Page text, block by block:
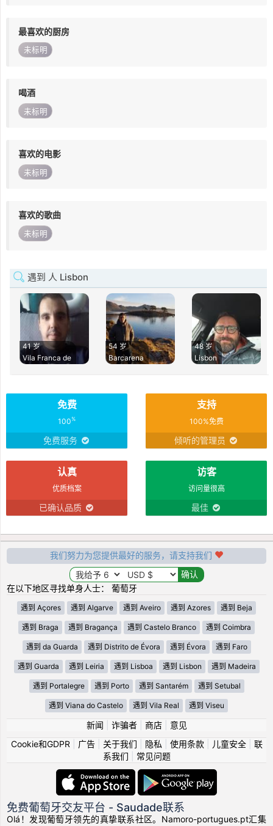
最喜欢的厨房
未标明
喝酒
未标明
喜欢的电影
未标明
喜欢的歌曲
未标明
遇到 人 Lisbon
41 岁
Vila Franca de
54 岁
Barcarena
48 岁
Lisbon
免费
100%
免费服务
支持
100%免费
倾听的管理员
认真
优质档案
已确认品质
访客
访问量很高
最佳
我们努力为您提供最好的服务，请支持我们
在以下地区寻找单身人士： 葡萄牙
遇到 Açores 遇到 Algarve 遇到 Aveiro 遇到 Azores 遇到 Beja
遇到 Braga 遇到 Bragança 遇到 Castelo Branco 遇到 Coimbra
遇到 da Guarda 遇到 Distrito de Évora 遇到 Évora 遇到 Faro
遇到 Guarda 遇到 Leiria 遇到 Lisboa 遇到 Lisbon 遇到 Madeira
遇到 Portalegre 遇到 Porto 遇到 Santarém 遇到 Setubal
遇到 Viana do Castelo 遇到 Vila Real 遇到 Viseu
新闻 诈骗者| 商店| 意见
Cookie和GDPR
广告| 关于我们 隐私 使用条款| 儿童安全| 联
系我们
常见问题
免费葡萄牙交友平台 - Saudade联系
Olá！发现葡萄牙领先的真挚联系社区。Namoro-portugues.pt汇集